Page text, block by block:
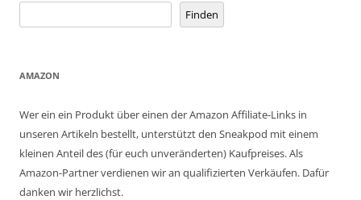
Finden
AMAZON
Wer ein ein Produkt über einen der Amazon Affiliate-Links in
unseren Artikeln bestellt, unterstützt den Sneakpod mit einem
kleinen Anteil des (für euch unveränderten) Kaufpreises. Als
Amazon-Partner verdienen wir an qualifizierten Verkäufen. Dafür
danken wir herzlichst.